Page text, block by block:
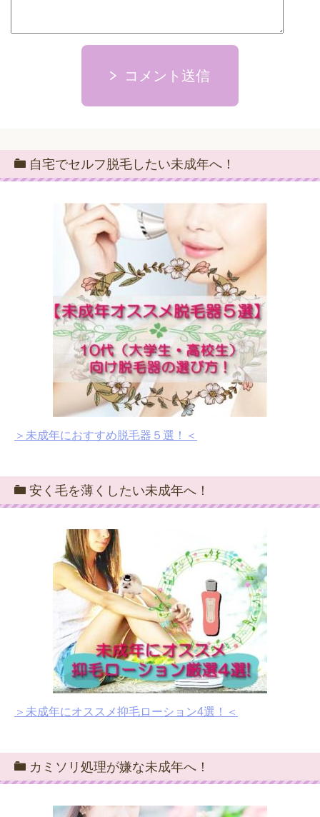
コメント送信
自宅でセルフ脱毛したい未成年へ！
＞未成年におすすめ脱毛器５選！＜
安く毛を薄くしたい未成年へ！
＞未成年にオススメ抑毛ローション4選！＜
カミソリ処理が嫌な未成年へ！